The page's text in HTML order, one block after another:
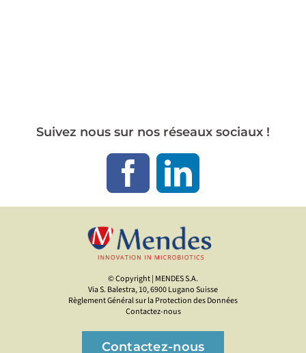
Suivez nous sur nos réseaux sociaux !
© Copyright| MENDES S.A.
Via S. Balestra, 10, 6900 Lugano Suisse
Règlement Général sur la Protection des Données
Contactez-nous
Contactez-nous